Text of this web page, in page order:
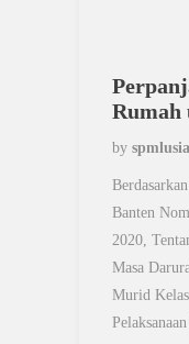
by
Banten
2020,
Masa
Murid